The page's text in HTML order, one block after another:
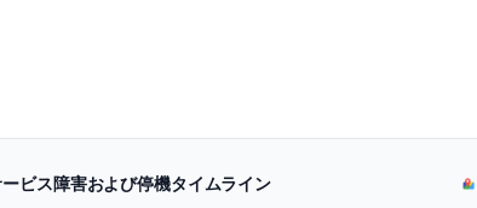
ビス障害および停機タイムライン